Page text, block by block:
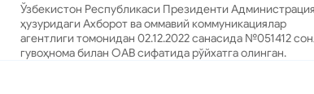
Ўзбекистон Республикаси Президенти
ҳузуридаги Ахборот ва оммавий коммуникациялар
агентлиги томонидан 02.12.2022 санасида №051412
гувоҳнома билан ОАВ сифатида рўйхатга олинган.